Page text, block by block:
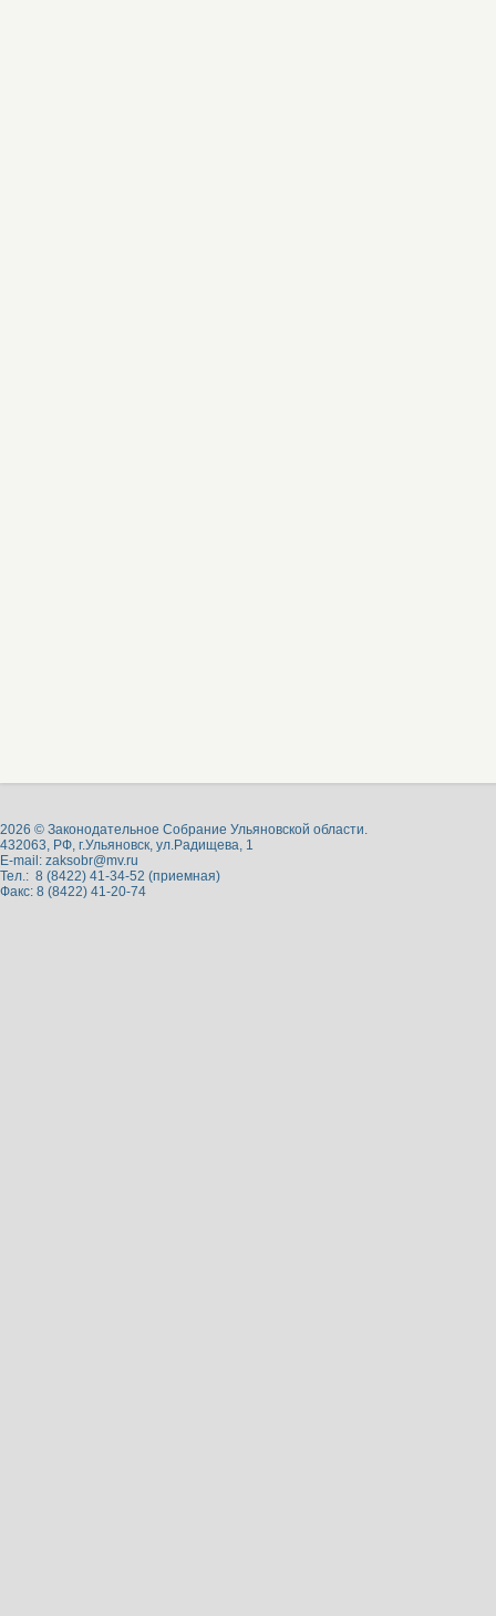
2026 © Законодательное Собрание Ульяновской области.
432063, РФ, г.Ульяновск, ул.Радищева, 1
E-mail: zaksobr@mv.ru
Тел.: 8 (8422) 41-34-52 (приемная)
Факс: 8 (8422) 41-20-74